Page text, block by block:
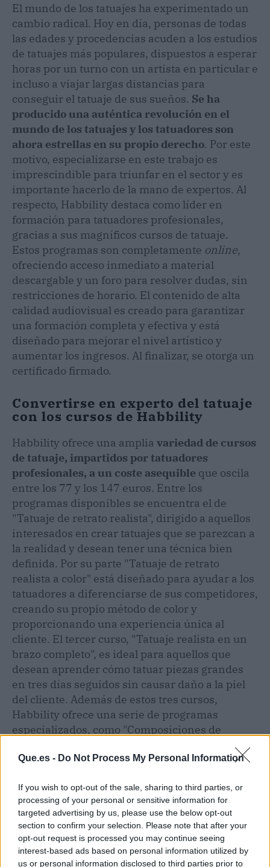
Que.es - Do Not Process My Personal Information
If you wish to opt-out of the sale, sharing to third parties, or
processing of your personal or sensitive information for
targeted advertising by us, please use the below opt-out
section to confirm your selection. Please note that after your
opt-out request is processed you may continue seeing
interest-based ads based on personal information utilized by
us or personal information disclosed to third parties prior to
El mundo de los tatuajes ha experimentado un
cambio radical. Hoy en día, personas de todas
las edades y procedencias acuden a los estudios
de tatuajes más populares, dispuestos a esperar
horas por un turno con un artista en particular e
incluso a viajar largas distancias para
conseguir el tatuaje de sus sueños. Se ha
producido una auténtica revolución en el
mundo de los tatuajes y los tatuadores son
ahora estrellas en su propio derecho. Por este
motivo, especializarse en este trabajo es
imprescindible para triunfar en el sector y es
importante hacerlo de la mano de expertos. Al
respecto, Habbility destaca como líder en
formación para tatuadores profesionales,
gracias a sus magníficos cursos de tatuaje.
Estos programas son completamente online,
ofreciendo acceso inmediato a material
descargable y un foro para resolver dudas, sin
restricciones de horario. El contenido de alta
calidad audiovisual es creado para garantizar
una formación completa y efectiva y está
diseñado para mejorar el nivel artístico y
aumentar los ingresos. Al finalizar, se otorga un
certificado firmado.
Convertirse en experto del tatuaje
con los cursos de Habbility
Habbility ofrece una amplia variedad de cursos
de tatuaje, impartidos por tatuadores
profesionales, a un coste asequible que oscila
entre los 77 y los 147 euros. Entre los
programas disponibles se encuentra el de
"Tatuaje de retrato realista", dirigido a aquellos
interesados en crear tatuajes que se parezcan a
la realidad y desean tener una técnica bien
definida. Por su parte "Tatuaje de retrato
realista a color" está diseñado para ayudar a los
tatuadores a diferenciarse de sus competidores,
creando su propio método de color y
proporcionando una experiencia única al
cliente. El tercer curso, "Tatuaje realista en un
brazo completo", es ideal para aquellos que
desean aprender cómo tatuar piezas grandes
en tres días seguidos sin causar daño a la piel
del cliente. Además de estos tres cursos,
Habbility ofrece una serie de programas
especializados, como "Composiciones de
pelaje", "Tatuaje retrato realista con rotativa
compuesto".
Los cursos de tatuaje de Habbility son una
excelente opción para aprender técnicas
importantes que son fundamentales para